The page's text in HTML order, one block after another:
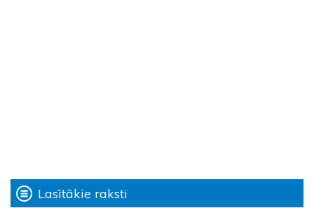
Lasītākie raksti